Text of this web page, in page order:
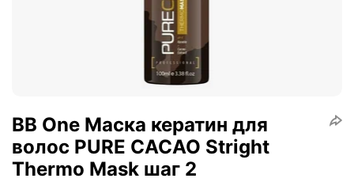
BB One Маска кератин для
волос PURE CACAO Stright
Thermo Mask шаг 2